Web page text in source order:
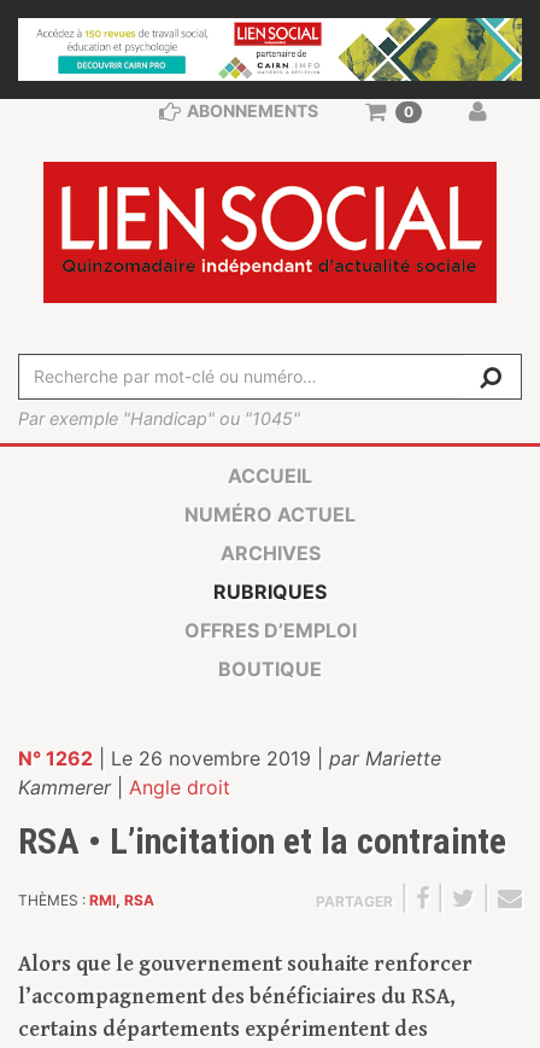
Par exemple "Handicap" ou "1045"
ABONNEMENTS 0
ACCUEIL
NUMÉRO ACTUEL
ARCHIVES
RUBRIQUES
OFFRES D’EMPLOI
BOUTIQUE
N° 1262 | Le 26 novembre 2019 | par Mariette
Kammerer| Angle droit
RSA • L’incitation et la contrainte
THÈMES : RMI, RSA PARTAGER
Alors que le gouvernement souhaite renforcer
l’accompagnement des bénéficiaires du RSA,
certains départements expérimentent des